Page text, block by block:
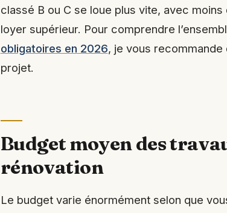
classé B ou C se loue plus vite, avec
loyer supérieur. Pour comprendre
obligatoires en 2026, je vous
projet.
Budget moyen des
rénovation
Le budget varie énormément selon que